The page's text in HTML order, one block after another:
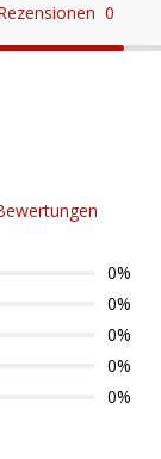
0
0%
0%
0%
0%
0%